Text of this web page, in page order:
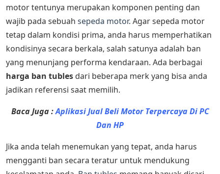
motor tentunya merupakan komponen penting dan
wajib pada sebuah sepeda motor. Agar sepeda motor
tetap dalam kondisi prima, anda harus memperhatikan
kondisinya secara berkala, salah satunya adalah ban
yang menunjang performa kendaraan. Ada berbagai
harga ban tubles dari beberapa merk yang bisa anda
jadikan referensi saat memilih.
Baca Juga :Aplikasi Jual Beli Motor Terpercaya Di PC
Dan HP
Jika anda telah menemukan yang tepat, anda harus
mengganti ban secara teratur untuk mendukung